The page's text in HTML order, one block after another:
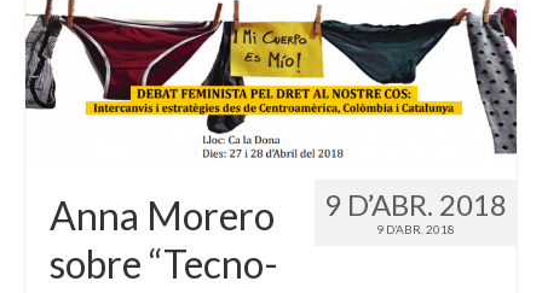
9 D’ABR. 2018
9 D’ABR. 2018
Anna Morero
sobre “Tecno-